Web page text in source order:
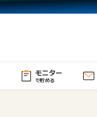
モニター
で貯める